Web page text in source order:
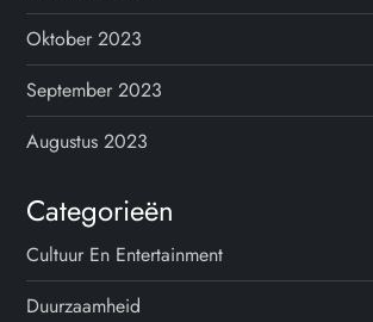
Oktober 2023
September 2023
Augustus 2023
Categorieën
Cultuur En Entertainment
Duurzaamheid